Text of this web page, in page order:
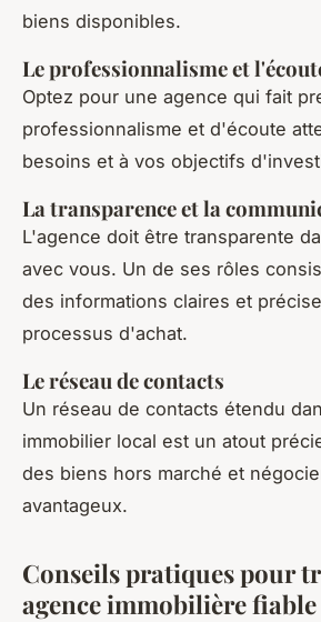
biens disponibles.
Le professionnalisme et
Optez pour une agence qui fait
professionnalisme et d'écoute
besoins et à vos objectifs
La transparence et la
L'agence doit être transparente
avec vous. Un de ses rôles
des informations claires et
processus d'achat.
Le réseau de contacts
Un réseau de contacts étendu
immobilier local est un atout
des biens hors marché et
avantageux.
Conseils pratiques pour
agence immobilière